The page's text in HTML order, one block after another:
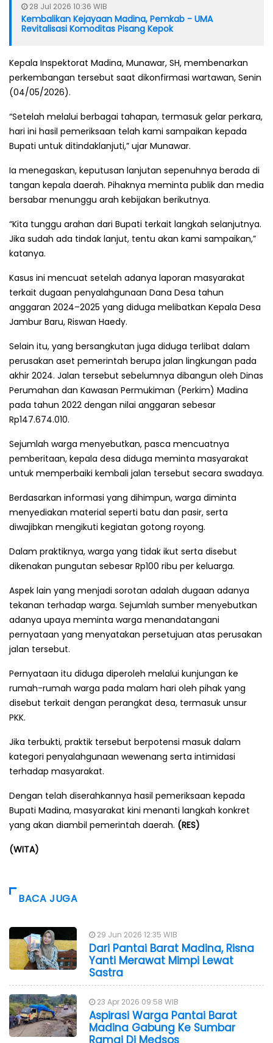
28 Jul 2026 10:36 WIB
Kembalikan Kejayaan Madina, Pemkab - UMA
Revitalisasi Komoditas Pisang Kepok
Kepala Inspektorat Madina, Munawar, SH, membenarkan
perkembangan tersebut saat dikonfirmasi wartawan, Senin
(04/05/2026).
“Setelah melalui berbagai tahapan, termasuk gelar perkara,
hari ini hasil pemeriksaan telah kami sampaikan kepada
Bupati untuk ditindaklanjuti,” ujar Munawar.
Ia menegaskan, keputusan lanjutan sepenuhnya berada di
tangan kepala daerah. Pihaknya meminta publik dan media
bersabar menunggu arah kebijakan berikutnya.
“Kita tunggu arahan dari Bupati terkait langkah selanjutnya.
Jika sudah ada tindak lanjut, tentu akan kami sampaikan,”
katanya.
Kasus ini mencuat setelah adanya laporan masyarakat
terkait dugaan penyalahgunaan Dana Desa tahun
anggaran 2024–2025 yang diduga melibatkan Kepala Desa
Jambur Baru, Riswan Haedy.
Selain itu, yang bersangkutan juga diduga terlibat dalam
perusakan aset pemerintah berupa jalan lingkungan pada
akhir 2024. Jalan tersebut sebelumnya dibangun oleh Dinas
Perumahan dan Kawasan Permukiman (Perkim) Madina
pada tahun 2022 dengan nilai anggaran sebesar
Rp147.674.010.
Sejumlah warga menyebutkan, pasca mencuatnya
pemberitaan, kepala desa diduga meminta masyarakat
untuk memperbaiki kembali jalan tersebut secara swadaya.
Berdasarkan informasi yang dihimpun, warga diminta
menyediakan material seperti batu dan pasir, serta
diwajibkan mengikuti kegiatan gotong royong.
Dalam praktiknya, warga yang tidak ikut serta disebut
dikenakan pungutan sebesar Rp100 ribu per keluarga.
Aspek lain yang menjadi sorotan adalah dugaan adanya
tekanan terhadap warga. Sejumlah sumber menyebutkan
adanya upaya meminta warga menandatangani
pernyataan yang menyatakan persetujuan atas perusakan
jalan tersebut.
Pernyataan itu diduga diperoleh melalui kunjungan ke
rumah-rumah warga pada malam hari oleh pihak yang
disebut terkait dengan perangkat desa, termasuk unsur
PKK.
Jika terbukti, praktik tersebut berpotensi masuk dalam
kategori penyalahgunaan wewenang serta intimidasi
terhadap masyarakat.
Dengan telah diserahkannya hasil pemeriksaan kepada
Bupati Madina, masyarakat kini menanti langkah konkret
yang akan diambil pemerintah daerah. (RES)
(WITA)
BACA JUGA
29 Jun 2026 12:35 WIB
Dari Pantai Barat Madina, Risna
Yanti Merawat Mimpi Lewat
Sastra
23 Apr 2026 09:58 WIB
Aspirasi Warga Pantai Barat
Madina Gabung Ke Sumbar
Ramai Di Medsos